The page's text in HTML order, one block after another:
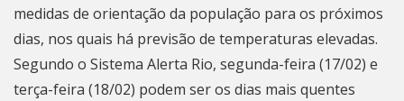
medidas de orientação da população para os próximos
dias, nos quais há previsão de temperaturas elevadas.
Segundo o Sistema Alerta Rio, segunda-feira (17/02) e
terça-feira (18/02) podem ser os dias mais quentes